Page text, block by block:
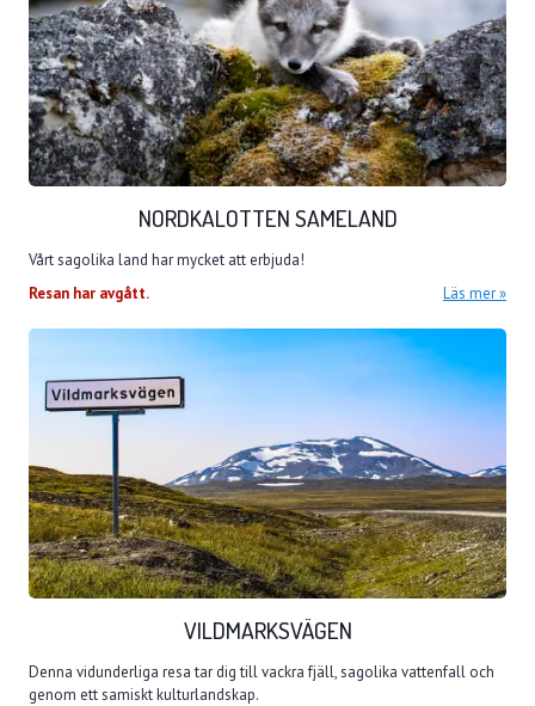
NORDKALOTTEN SAMELAND
Vårt sagolika land har mycket att erbjuda!
Resan har avgått.
Läs mer
VILDMARKSVÄGEN
Denna vidunderliga resa tar dig till vackra fjäll, sagolika vattenfall och
genom ett samiskt kulturlandskap.